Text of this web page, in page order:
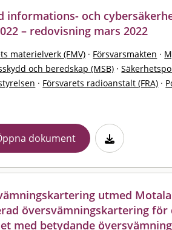
informations- och
– redovisning mars 2022
materielverk (FMV) · Försvarsmakten ·
och beredskap (MSB) ·
· Försvarets radioanstalt (FRA) ·
dokument
utmed
översvämningskartering
med betydande